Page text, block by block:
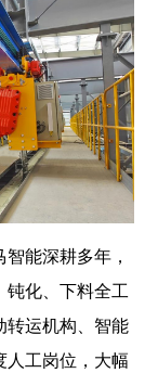
能深耕多年，
钝化、下料全工
转运机构、智能
人工岗位，大幅